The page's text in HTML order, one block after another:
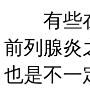
有些在
前列腺炎
也是不一